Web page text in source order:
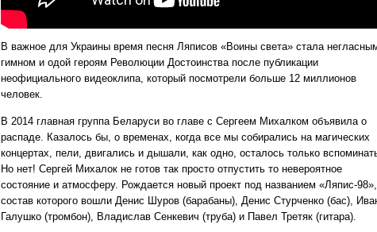
В важное для Украины время песня Ляписов «Воины света» стала
гимном и одой героям Революции Достоинства после публикации
неофициального видеоклипа, который посмотрели больше 12 миллионов
человек.
В 2014 главная группа Беларуси во главе с Сергеем Михалком объявила о
распаде. Казалось бы, о временах, когда все мы собирались на магических
концертах, пели, двигались и дышали, как одно, осталось только
Но нет! Сергей Михалок не готов так просто отпустить то невероятное
состояние и атмосферу. Рождается новый проект под названием «Ляпис-
состав которого вошли Денис Шуров (барабаны), Денис Стурченко (бас),
Галушко (тромбон), Владислав Сенкевич (труба) и Павел Третяк (гитара).